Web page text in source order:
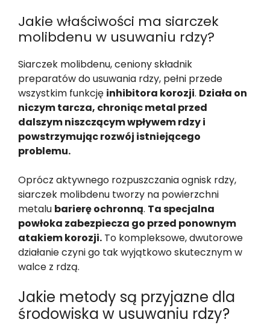
Jakie właściwości ma siarczek
molibdenu w usuwaniu rdzy?
Siarczek molibdenu, ceniony składnik
preparatów do usuwania rdzy, pełni przede
wszystkim funkcję inhibitora korozji. Działa on
niczym tarcza, chroniąc metal przed
dalszym niszczącym wpływem rdzy i
powstrzymując rozwój istniejącego
problemu.
Oprócz aktywnego rozpuszczania ognisk rdzy,
siarczek molibdenu tworzy na powierzchni
metalu barierę ochronną. Ta specjalna
powłoka zabezpiecza go przed ponownym
atakiem korozji. To kompleksowe, dwutorowe
działanie czyni go tak wyjątkowo skutecznym w
walce z rdzą.
Jakie metody są przyjazne dla
środowiska w usuwaniu rdzy?